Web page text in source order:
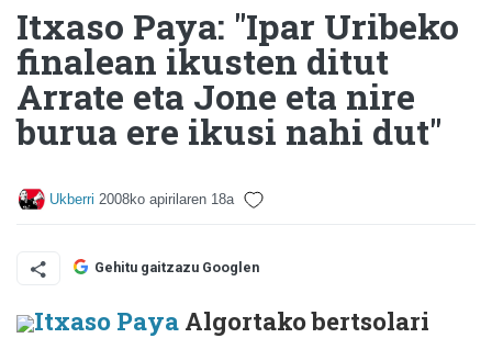
Itxaso Paya: "Ipar Uribeko
finalean ikusten ditut
Arrate eta Jone eta nire
burua ere ikusi nahi dut"
Ukberri 2008ko apirilaren 18a
Gehitu gaitzazu Googlen
Itxaso Paya Algortako bertsolari